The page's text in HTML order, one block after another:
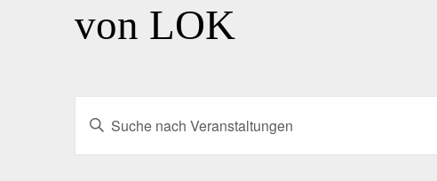
von LOK
Suche
und
Schlüsselwort